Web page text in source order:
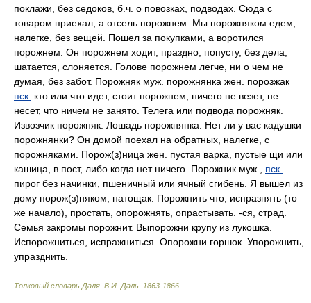
поклажи, без седоков, б.ч. о повозках, подводах. Сюда с
товаром приехал, а отсель порожнем. Мы порожняком едем,
налегке, без вещей. Пошел за покупками, а воротился
порожнем. Он порожнем ходит, праздно, попусту, без дела,
шатается, слоняется. Голове порожнем легче, ни о чем не
думая, без забот. Порожняк муж. порожнянка жен. порозжак
пск. кто или что идет, стоит порожнем, ничего не везет, не
несет, что ничем не занято. Телега или подвода порожняк.
Извозчик порожняк. Лошадь порожнянка. Нет ли у вас кадушки
порожнянки? Он домой поехал на обратных, налегке, с
порожняками. Порож(з)ница жен. пустая варка, пустые щи или
кашица, в пост, либо когда нет ничего. Порожник муж., пск.
пирог без начинки, пшеничный или ячный сгибень. Я вышел из
дому порож(з)няком, натощак. Порожнить что, испразнять (то
же начало), простать, опорожнять, опрастывать. -ся, страд.
Семья закромы порожнит. Выпорожни крупу из лукошка.
Испорожниться, испражниться. Опорожни горшок. Упорожнить,
упразднить.
Толковый словарь Даля В.И. Даль. 1863-1866